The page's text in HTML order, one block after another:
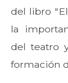
del libro
la
del teatro
formación